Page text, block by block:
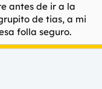
antes de ir a la
de tias, a mi
folla seguro.